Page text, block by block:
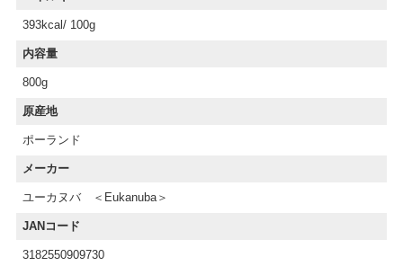
393kcal/ 100g
内容量
800g
原産地
ポーランド
メーカー
ユーカヌバ ＜Eukanuba＞
JANコード
3182550909730